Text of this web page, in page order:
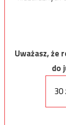
Uważasz, że
do
30